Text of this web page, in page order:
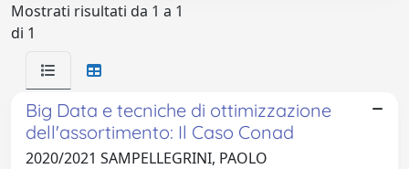
Mostrati risultati da 1 a 1
di 1
Big Data e tecniche di ottimizzazione
dell'assortimento: Il Caso Conad
2020/2021 SAMPELLEGRINI, PAOLO